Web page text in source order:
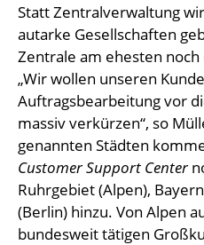
Statt Zentralverwaltung
autarke Gesellschaften
Zentrale am ehesten
„Wir wollen unseren
Auftragsbearbeitung vor
massiv verkürzen“, so
genannten Städten
Customer Support Center
Ruhrgebiet (Alpen),
(Berlin) hinzu. Von Alpen
bundesweit tätigen